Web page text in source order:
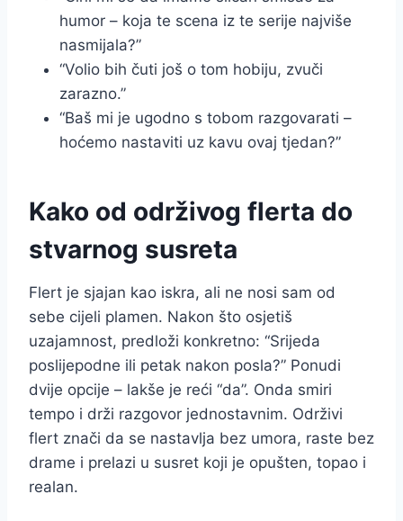
humor – koja te scena iz te serije najviše
nasmijala?”
“Volio bih čuti još o tom hobiju, zvuči
zarazno.”
“Baš mi je ugodno s tobom razgovarati –
hoćemo nastaviti uz kavu ovaj tjedan?”
Kako od održivog flerta do
stvarnog susreta
Flert je sjajan kao iskra, ali ne nosi sam od
sebe cijeli plamen. Nakon što osjetiš
uzajamnost, predloži konkretno: “Srijeda
poslijepodne ili petak nakon posla?” Ponudi
dvije opcije – lakše je reći “da”. Onda smiri
tempo i drži razgovor jednostavnim. Održivi
flert znači da se nastavlja bez umora, raste bez
drame i prelazi u susret koji je opušten, topao i
realan.